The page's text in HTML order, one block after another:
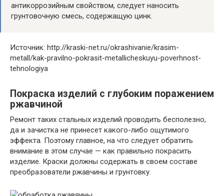
антикоррозийным свойством, следует наносить
грунтовочную смесь, содержащую цинк.
Источник: http://kraski-net.ru/okrashivanie/krasim-
metall/kak-pravilno-pokrasit-metallicheskuyu-poverhnost-
tehnologiya
Покраска изделий с глубоким поражением
ржавчиной
Ремонт таких стальных изделий проводить бесполезно,
да и зачистка не принесет какого-либо ощутимого
эффекта. Поэтому главное, на что следует обратить
внимание в этом случае — как правильно покрасить
изделие. Краски должны содержать в своем составе
преобразователи ржавчины и грунтовку.